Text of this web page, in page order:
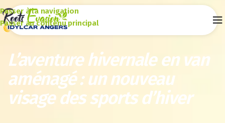
Passer à la navigation
Passer au contenu principal
L’aventure hivernale en van
aménagé : un nouveau
visage des sports d’hiver